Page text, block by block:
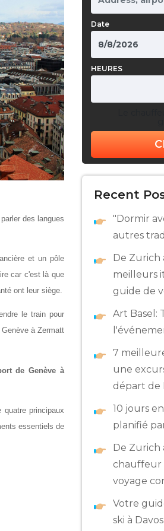
des langues
et un pôle
car c'est là que
ont leur siège.
le train pour
à Zermatt
de Genève à
principaux
essentiels de
Date
HEURES
Recent
"Dormir
autres
De Zurich
meilleurs
guide de
Art Basel:
7
une
départ de
10 jours
planifié
De Zurich
chauffeur
voyage
Votre
ski à Davos